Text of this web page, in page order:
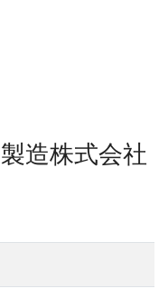
造株式会社